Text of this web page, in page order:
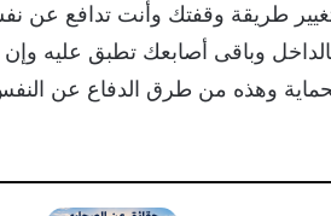
طريقة وقفتك وأنت تدافع عن
وباقى أصابعك تطبق عليه
وهذه من طرق الدفاع عن